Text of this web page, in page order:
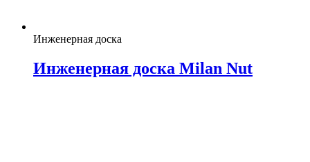
Инженерная доска
Инженерная доска Milan Nut